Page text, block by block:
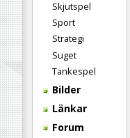
Skjutspel
Sport
Strategi
Suget
Tankespel
Bilder
Länkar
Forum